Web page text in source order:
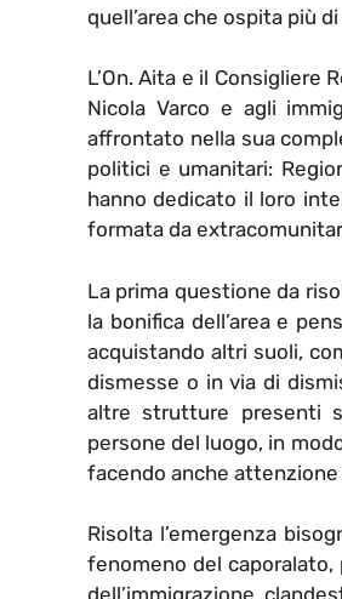
quell’area che ospita più
L’On. Aita e il Consigliere
Nicola Varco e agli
affrontato nella sua
politici e umanitari:
hanno dedicato il loro
formata da
La prima questione da
la bonifica dell’area e
acquistando altri suoli,
dismesse o in via di
altre strutture presenti
persone del luogo, in
facendo anche
Risolta l’emergenza
fenomeno del